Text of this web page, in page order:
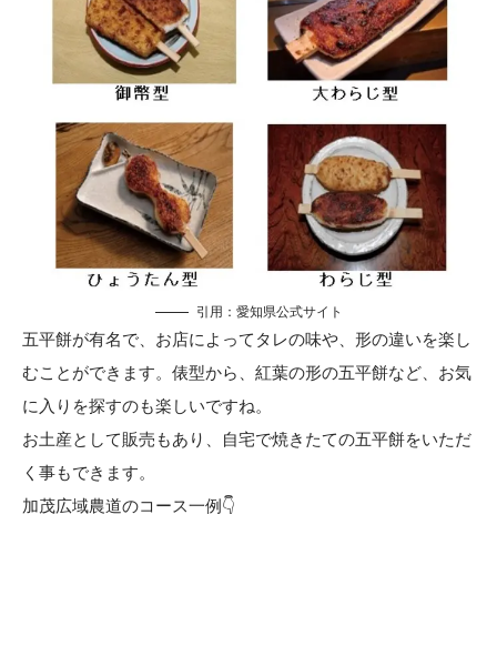
引用： 愛知県公式サイト
五平餅が有名で、お店によってタレの味や、形の違いを楽し
むことができます。俵型から、紅葉の形の五平餅など、お気
に入りを探すのも楽しいですね。
お土産として販売もあり、自宅で焼きたての五平餅をいただ
く事もできます。
加茂広域農道のコース一例👇